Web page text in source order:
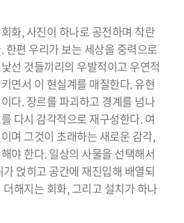
화, 사진이 하나로 공전하며 착란
한편 우리가 보는 세상을 중력으로
선 것들끼리의 우발적이고 우연적
면서 이 현실계를 매질한다. 유현
다. 장르를 파괴하고 경계를 넘나
다시 감각적으로 재구성한다. 여
며 그것이 초래하는 새로운 감각,
야 한다. 일상의 사물을 선택해서
얹히고 공간에 재진입해 배열되
해지는 회화, 그리고 설치가 하나